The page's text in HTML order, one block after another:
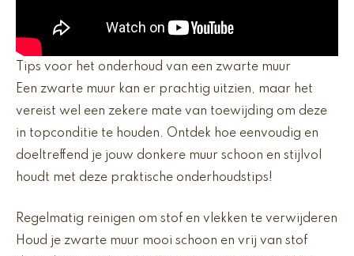
Tips voor het onderhoud van een zwarte muur
Een zwarte muur kan er prachtig uitzien, maar het
vereist wel een zekere mate van toewijding om deze
in topconditie te houden. Ontdek hoe eenvoudig en
doeltreffend je jouw donkere muur schoon en stijlvol
houdt met deze praktische onderhoudstips!
Regelmatig reinigen om stof en vlekken te verwijderen
Houd je zwarte muur mooi schoon en vrij van stof